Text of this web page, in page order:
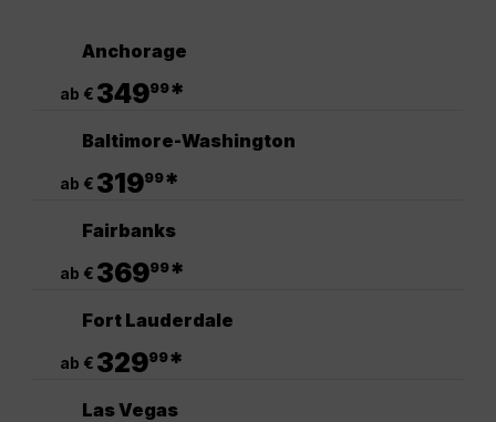
Anchorage
ab € 34999*
Baltimore-Washington
ab € 31999*
Fairbanks
ab € 36999*
Fort Lauderdale
ab € 32999*
Las Vegas